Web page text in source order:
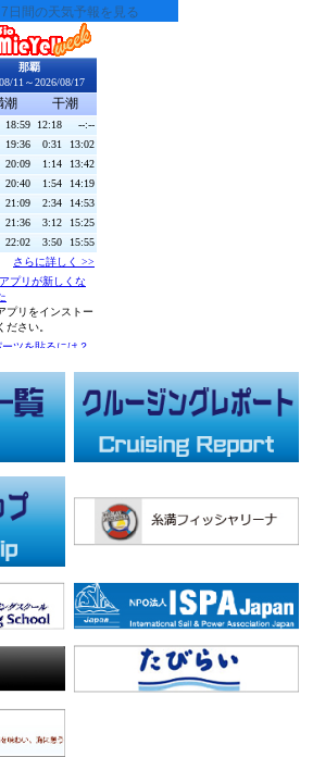
7日間の天気予報を見る